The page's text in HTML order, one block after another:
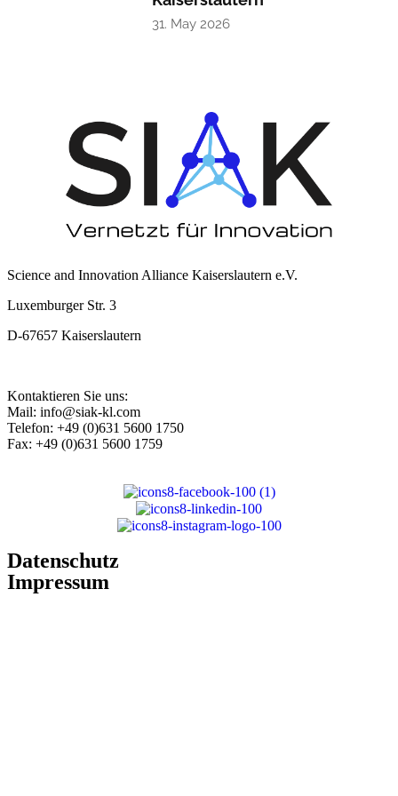
31. May 2026
Science and Innovation Alliance Kaiserslautern e.V.
Luxemburger Str. 3
D-67657 Kaiserslautern
Kontaktieren Sie uns:
Mail: info@siak-kl.com
Telefon: +49 (0)631 5600 1750
Fax: +49 (0)631 5600 1759
Datenschutz
Impressum